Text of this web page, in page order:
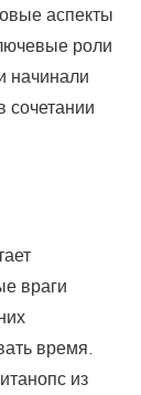
аспекты
роли
начинали
сочетании
враги
время.
из